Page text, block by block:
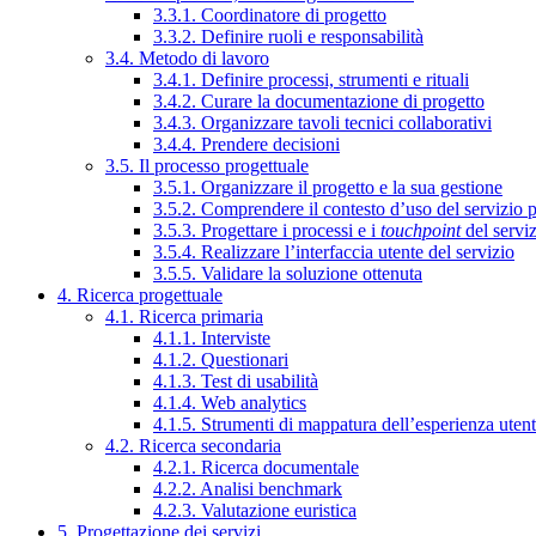
3.3.1. Coordinatore di progetto
3.3.2. Definire ruoli e responsabilità
3.4. Metodo di lavoro
3.4.1. Definire processi, strumenti e rituali
3.4.2. Curare la documentazione di progetto
3.4.3. Organizzare tavoli tecnici collaborativi
3.4.4. Prendere decisioni
3.5. Il processo progettuale
3.5.1. Organizzare il progetto e la sua gestione
3.5.2. Comprendere il contesto d’uso del servizio
3.5.3. Progettare i processi e i touchpointdel
3.5.4. Realizzare l’interfaccia utente del servizio
3.5.5. Validare la soluzione ottenuta
4. Ricerca progettuale
4.1. Ricerca primaria
4.1.1. Interviste
4.1.2. Questionari
4.1.3. Test di usabilità
4.1.4. Web analytics
4.1.5. Strumenti di mappatura dell’esperienza
4.2. Ricerca secondaria
4.2.1. Ricerca documentale
4.2.2. Analisi benchmark
4.2.3. Valutazione euristica
5. Progettazione dei servizi